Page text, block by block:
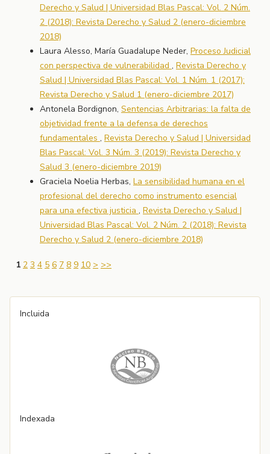
Derecho y Salud | Universidad Blas Pascal: Vol. 2 Núm.
2 (2018): Revista Derecho y Salud 2 (enero-diciembre
2018)
Laura Alesso, María Guadalupe Neder, Proceso Judicial
con perspectiva de vulnerabilidad , Revista Derecho y
Salud | Universidad Blas Pascal: Vol. 1 Núm. 1 (2017):
Revista Derecho y Salud 1 (enero-diciembre 2017)
Antonela Bordignon, Sentencias Arbitrarias: la falta de
objetividad frente a la defensa de derechos
fundamentales , Revista Derecho y Salud | Universidad
Blas Pascal: Vol. 3 Núm. 3 (2019): Revista Derecho y
Salud 3 (enero-diciembre 2019)
Graciela Noelia Herbas, La sensibilidad humana en el
profesional del derecho como instrumento esencial
para una efectiva justicia , Revista Derecho y Salud |
Universidad Blas Pascal: Vol. 2 Núm. 2 (2018): Revista
Derecho y Salud 2 (enero-diciembre 2018)
1 2 3 4 5 6 7 8 9 10 > >>
Incluida
Indexada